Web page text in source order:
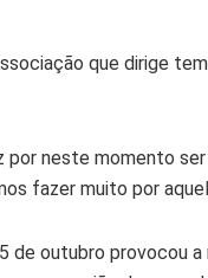
que dirige
por neste momento
fazer muito por
de outubro provocou